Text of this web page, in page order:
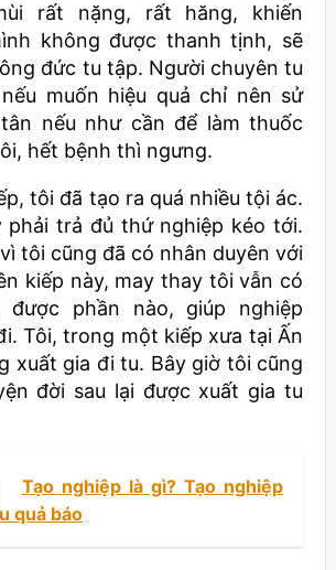
rất nặng, rất hăng, khiến
không được thanh tịnh, sẽ
đức tu tập. Người chuyên tu
muốn hiệu quả chỉ nên sử
nếu như cần để làm thuốc
hết bệnh thì ngưng.
tôi đã tạo ra quá nhiều tội ác.
phải trả đủ thứ nghiệp kéo tới.
tôi cũng đã có nhân duyên với
kiếp này, may thay tôi vẫn có
phần nào, giúp nghiệp
Tôi, trong một kiếp xưa tại Ấn
xuất gia đi tu. Bây giờ tôi cũng
đời sau lại được xuất gia tu
Tạo nghiệp là gì? Tạo nghiệp
quả báo